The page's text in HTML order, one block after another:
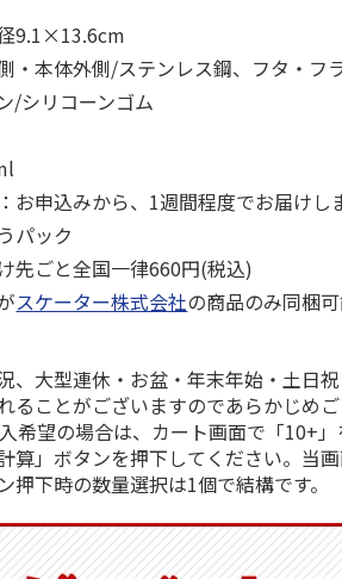
9.1×13.6cm
・本体外側/ステンレス鋼、フタ・フ
/シリコーンゴム
申込みから、1週間程度でお届けしま
パック
先ごと全国一律660円(税込)
スケーター株式会社の商品のみ同梱可
、大型連休・お盆・年末年始・土日
ることがございますのであらかじめご
希望の場合は、カート画面で「10+
算」ボタンを押下してください。当
押下時の数量選択は1個で結構です。